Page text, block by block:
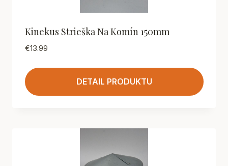
Kinekus Strieška Na Komín 150mm
€13.99
DETAIL PRODUKTU